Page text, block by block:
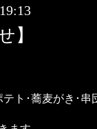
】
ト･蕎麦がき･串